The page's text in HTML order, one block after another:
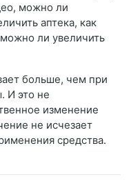
можно ли
аптека, как
ли увеличить
больше, чем при
И это не
изменение
не исчезает
средства.